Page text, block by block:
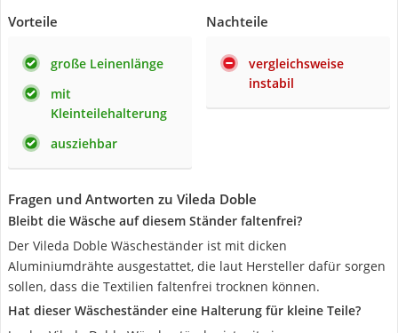
Vorteile
große Leinenlänge
mit
Kleinteilehalterung
ausziehbar
Nachteile
vergleichsweise
instabil
Fragen und Antworten zu Vileda Doble
Bleibt die Wäsche auf diesem Ständer faltenfrei?
Der Vileda Doble Wäscheständer ist mit dicken
Aluminiumdrähte ausgestattet, die laut Hersteller dafür sorgen
sollen, dass die Textilien faltenfrei trocknen können.
Hat dieser Wäscheständer eine Halterung für kleine Teile?